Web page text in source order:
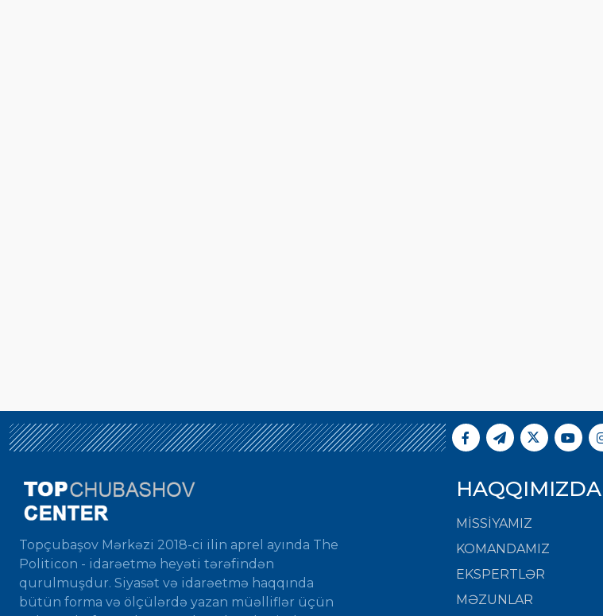
Topçubaşov Mərkəzi 2018-ci ilin aprel ayında The
Politicon - idarəetmə heyəti tərəfindən
qurulmuşdur. Siyasət və idarəetmə haqqında
bütün forma və ölçülərdə yazan müəlliflər üçün
HAQQIMIZDA
MISSIYAMIZ
KOMANDAMIZ
EKSPERTLƏR
MƏZUNLAR